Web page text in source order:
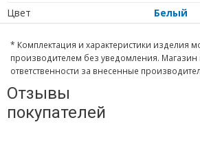
Цвет
Белый
* Комплектация и характеристики изделия
производителем без уведомления. Магазин
ответственности за внесенные
Отзывы
покупателей